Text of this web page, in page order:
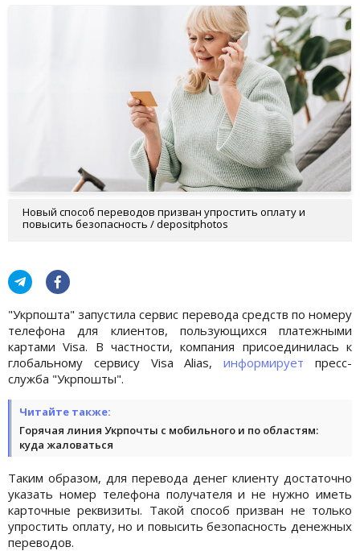
Новый способ переводов призван упростить оплату и
повысить безопасность / depositphotos
"Укрпошта" запустила сервис перевода средств по номеру
телефона для клиентов, пользующихся платежными
картами Visa. В частности, компания присоединилась к
глобальному сервису Visa Alias,информирует пресс-
служба "Укрпошты".
Читайте также:
Горячая линия Укрпочты с мобильного и по областям:
куда жаловаться
Таким образом, для перевода денег клиенту достаточно
указать номер телефона получателя и не нужно иметь
карточные реквизиты. Такой способ призван не только
упростить оплату, но и повысить безопасность денежных
переводов.